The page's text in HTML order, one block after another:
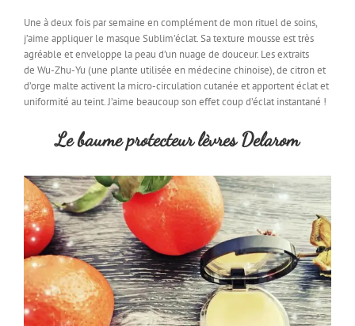
Une à deux fois par semaine en complément de mon rituel de soins,
j’aime appliquer le masque Sublim’éclat. Sa texture mousse est très
agréable et enveloppe la peau d’un nuage de douceur. Les extraits
de Wu-Zhu-Yu (une plante utilisée en médecine chinoise), de citron et
d’orge malte activent la micro-circulation cutanée et apportent éclat et
uniformité au teint. J’aime beaucoup son effet coup d’éclat instantané !
Le baume protecteur lèvres Delarom